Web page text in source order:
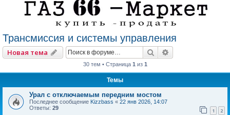
Трансмиссия и системы управления
Новая тема Поиск
30 тем • Страница 1 из 1
Темы
Урал с отключаемым передним мостом
Последнее сообщение Kizzbass « 22 янв 2026, 14:07
Ответы: 29 1 2